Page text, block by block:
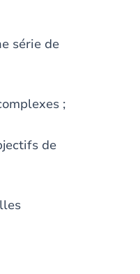
série de
;
de